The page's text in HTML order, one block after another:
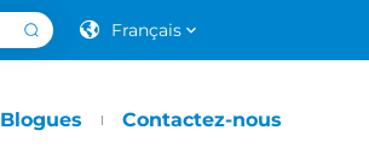
Français
Blogues Contactez-nous